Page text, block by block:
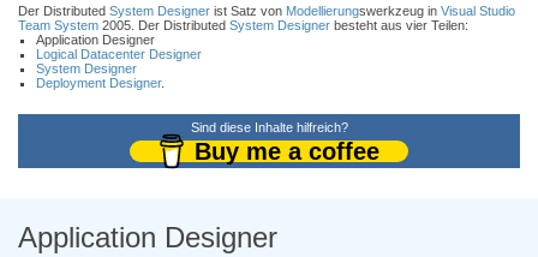
Der Distributed System Designer ist Satz von Modellierungswerkzeug in Visual Studio
Team System 2005. Der Distributed System Designer besteht aus vier Teilen:
Application Designer
Logical Datacenter Designer
System Designer
Deployment Designer.
Sind diese Inhalte hilfreich?
Buy me a coffee
Application Designer